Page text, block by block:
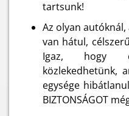
tartsunk!
Az olyan
van hátul,
Igaz, hogy
közlekedhetünk,
egysége
BIZTONSÁGOT